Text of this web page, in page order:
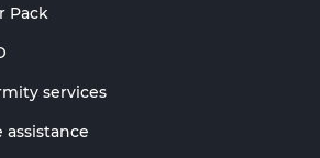
Pack
services
assistance